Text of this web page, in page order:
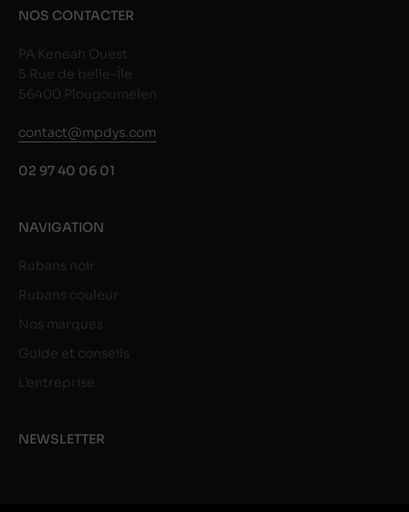
NOS CONTACTER
PA Keneah Ouest
5 Rue de belle-Île
56400 Plougoumelen
contact@mpdys.com
02 97 40 06 01
NAVIGATION
Rubans noir
Rubans couleur
Nos marques
Guide et conseils
L’entreprise
NEWSLETTER